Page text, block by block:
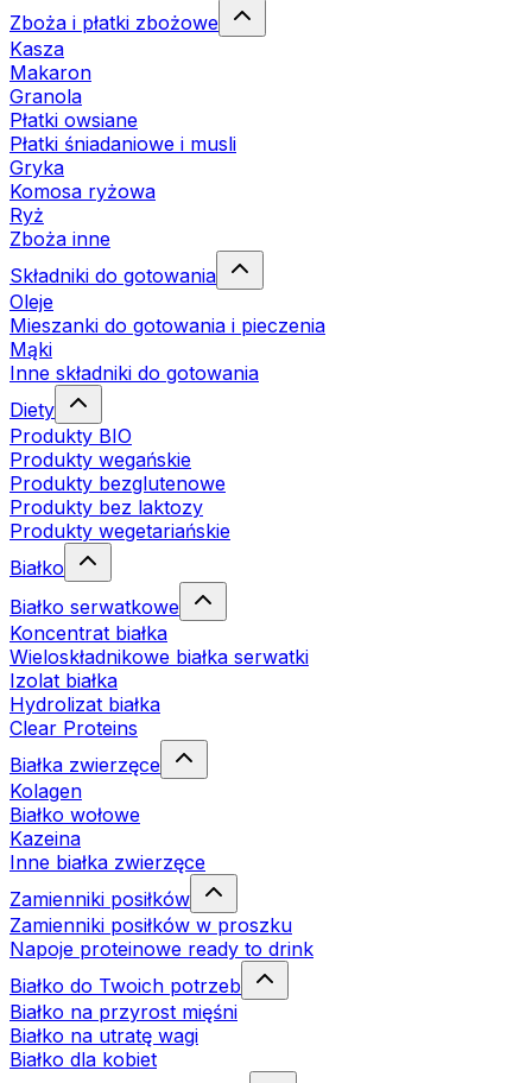
Zboża i płatki zbożowe
Kasza
Makaron
Granola
Płatki owsiane
Płatki śniadaniowe i musli
Gryka
Komosa ryżowa
Ryż
Zboża inne
Składniki do gotowania
Oleje
Mieszanki do gotowania i pieczenia
Mąki
Inne składniki do gotowania
Diety
Produkty BIO
Produkty wegańskie
Produkty bezglutenowe
Produkty bez laktozy
Produkty wegetariańskie
Białko
Białko serwatkowe
Koncentrat białka
Wieloskładnikowe białka serwatki
Izolat białka
Hydrolizat białka
Clear Proteins
Białka zwierzęce
Kolagen
Białko wołowe
Kazeina
Inne białka zwierzęce
Zamienniki posiłków
Zamienniki posiłków w proszku
Napoje proteinowe ready to drink
Białko do Twoich potrzeb
Białko na przyrost mięśni
Białko na utratę wagi
Białko dla kobiet